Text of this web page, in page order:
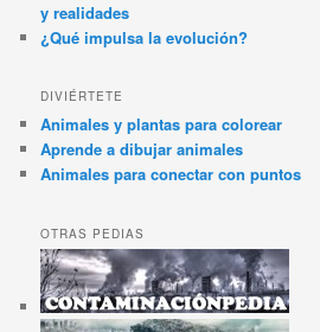
y realidades
¿Qué impulsa la evolución?
DIVIÉRTETE
Animales y plantas para colorear
Aprende a dibujar animales
Animales para conectar con puntos
OTRAS PEDIAS